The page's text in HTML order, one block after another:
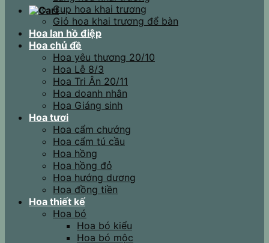
Cup hoa khai trương
Giỏ hoa khai trương để bàn
Hoa lan hồ điệp
Hoa chủ đề
Hoa yêu thương 20/10
Hoa Lễ 8/3
Hoa Tri Ân 20/11
Hoa doanh nhân
Hoa Giáng sinh
Hoa tươi
Hoa cẩm chướng
Hoa cẩm tú cầu
Hoa hồng
Hoa hồng đỏ
Hoa hướng dương
Hoa đồng tiền
Hoa thiết kế
Hoa bó
Hoa bó kiểu
Hoa bó mộc